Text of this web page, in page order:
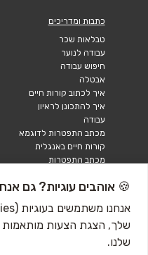
כתבות ומדריכים
טבלאות שכר
עבודה לנוער
חיפוש עבודה
אבטלה
איך לכתוב קורות חיים
איך להתכונן לראיון
עבודה
מכתב התפטרות לדוגמא
קורות חיים באנגלית
מכתב התפטרות
🍪 אוהבים עוגיות? גם
שלך, הצגת הצעות מותאמות
שלנו.